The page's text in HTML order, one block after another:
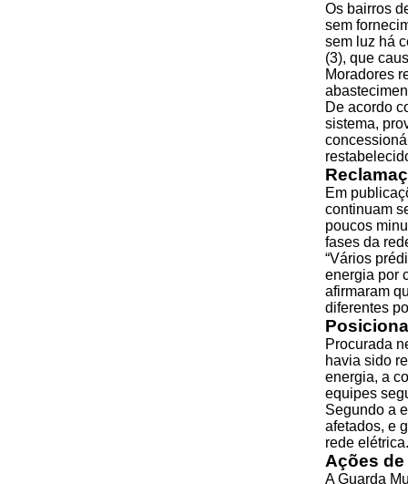
Os bairros
sem
sem luz há
(3), que
Moradores
De acordo
sistema,
Em
continuam
poucos
fases da
“Vários
energia por
afirmaram
diferentes
Procurada
havia sido
energia, a
equipes
Segundo a
afetados, e
rede elétrica.
Ações
A Guarda